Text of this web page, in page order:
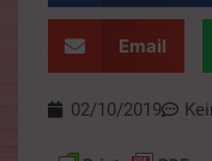
Email
02/10/2019